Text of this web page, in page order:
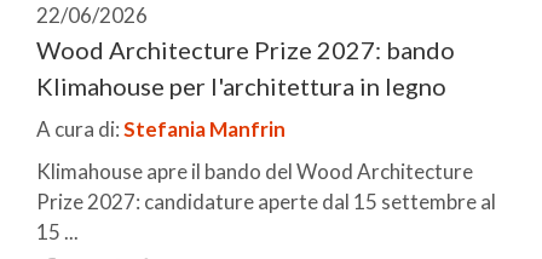
22/06/2026
Wood Architecture Prize 2027: bando
Klimahouse per l'architettura in legno
A cura di:Stefania Manfrin
Klimahouse apre il bando del Wood Architecture
Prize 2027: candidature aperte dal 15 settembre al
15 ...